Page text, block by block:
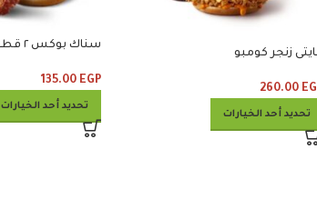
زنجر كومبو
260.00
تحديد أحد الخيارات
سناك بوكس ٢ قطعه وبطاطس وخبز
135.00 EGP
تحديد أحد الخيارات